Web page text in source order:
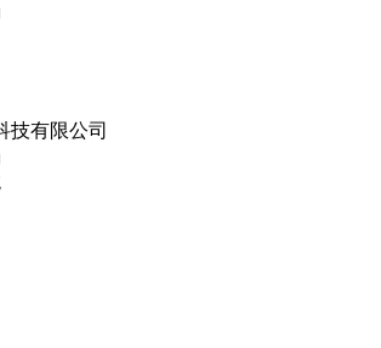
技有限公司